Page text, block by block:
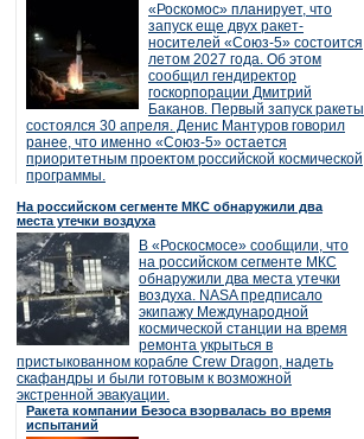
«Роскомос» планирует, что
запуск еще двух ракет-
носителей «Союз-5» состоится
летом 2027 года. Об этом
сообщил гендиректор
госкорпорации Дмитрий
Баканов. Первый запуск ракеты
состоялся 30 апреля. Денис Мантуров говорил
ранее, что именно «Союз-5» остается
приоритетным проектом российской космической
программы.
На российском сегменте МКС обнаружили два
места утечки воздуха
В «Роскосмосе» сообщили, что
на российском сегменте МКС
обнаружили два места утечки
воздуха. NASA предписало
экипажу Международной
космической станции на время
ремонта укрыться в
пристыкованном корабле Crew Dragon, надеть
скафандры и были готовым к возможной
экстренной эвакуации.
Ракета компании Безоса взорвалась во время
испытаний